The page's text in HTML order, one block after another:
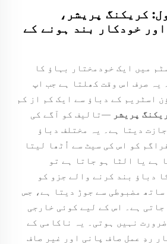
کریکنگ پریشر،
خودکار بند ہونے کے
میں ایک خودمختار بہاؤ کا
یہ صرف اس وقت کھلتا ہے جب اپ
اسٹریم کے دباؤ سے ایک کم از کم
پریشر —تالیف کو آگے کی
دیتا ہے۔ یہ مختلف دباؤ
کو اس کی سیٹ سے اُٹھا لیتا
ہے یا الٹا ہو جاتا ہے تو
دباؤ بند کرنے والے جزو کو
مضبوطی سے جوڑ دیتا ہے، جس
جاتی ہے۔ اس کے لیے کوئی خارجی
نہیں ہوتی۔ یہ ناکامی کے
ردِ عمل صاف پانی اور غیر صاف